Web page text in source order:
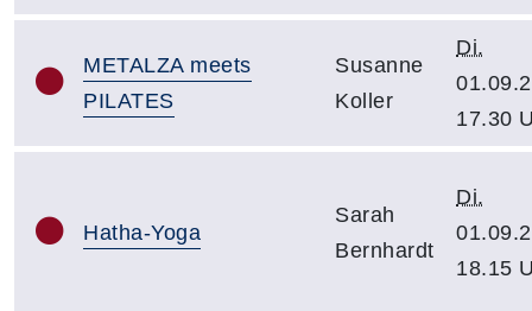
METALZA meets
PILATES
Susanne
Koller
Di.
17.30
Hatha-Yoga
Sarah
Bernhardt
Di.
18.15